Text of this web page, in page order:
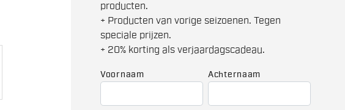
producten.
+ Producten van vorige seizoenen. Tegen
speciale prijzen.
+ 20% korting als verjaardagscadeau.
Voornaam Achternaam